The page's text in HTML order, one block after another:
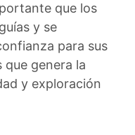
que los
y se
para sus
que genera la
y exploración